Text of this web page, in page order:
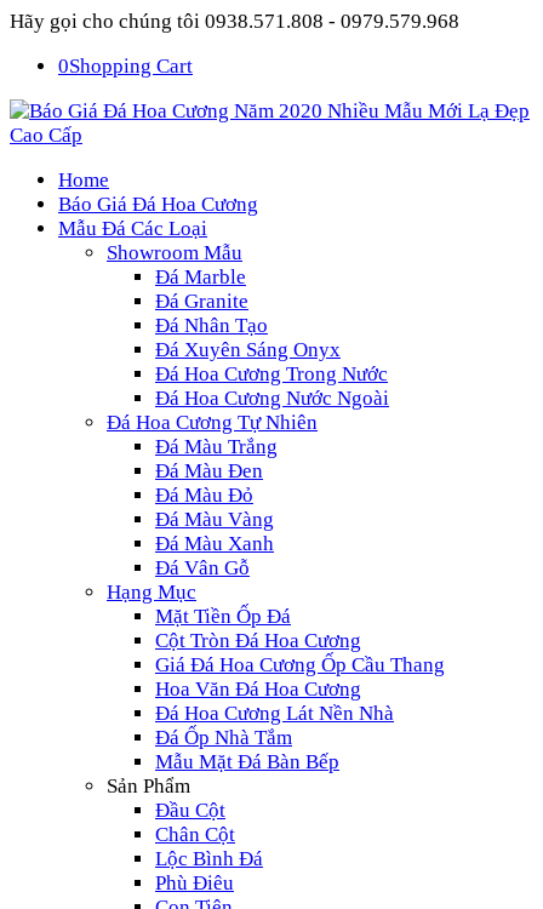
Hãy gọi cho chúng tôi 0938.571.808 - 0979.579.968
0Shopping Cart
Home
Báo Giá Đá Hoa Cương
Mẫu Đá Các Loại
Showroom Mẫu
Đá Marble
Đá Granite
Đá Nhân Tạo
Đá Xuyên Sáng Onyx
Đá Hoa Cương Trong Nước
Đá Hoa Cương Nước Ngoài
Đá Hoa Cương Tự Nhiên
Đá Màu Trắng
Đá Màu Đen
Đá Màu Đỏ
Đá Màu Vàng
Đá Màu Xanh
Đá Vân Gỗ
Hạng Mục
Mặt Tiền Ốp Đá
Cột Tròn Đá Hoa Cương
Giá Đá Hoa Cương Ốp Cầu Thang
Hoa Văn Đá Hoa Cương
Đá Hoa Cương Lát Nền Nhà
Đá Ốp Nhà Tắm
Mẫu Mặt Đá Bàn Bếp
Sản Phẩm
Đầu Cột
Chân Cột
Lộc Bình Đá
Phù Điêu